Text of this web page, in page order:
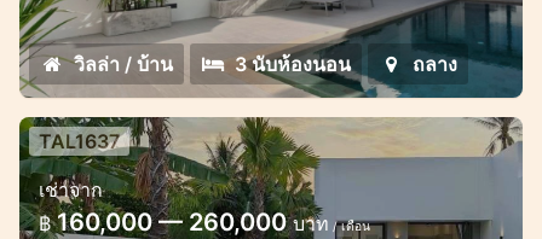
วิลล่า / บ้าน 3 นับห้องนอน ถลาง
วิลล่าพูลวิลล่า ย่านถลาง การลงทุนสุดคุ้ม
วิลล่าพูลวิลล่าสุดเก๋ในถลาง
TAL1637
เช่าจาก
฿ 160,000 — 260,000บาท / เดือน